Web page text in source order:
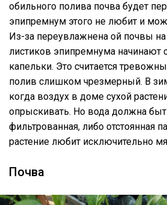
обильного полива почва будет
эпипремнум этого не любит и
Из-за переувлажнена ой почвы на
листиков эпипремнума начинают
капельки. Это считается
полив слишком чрезмерный. В
когда воздух в доме сухой
опрыскивать. Но вода должна
фильтрованная, либо отстоянная
растение любит исключительно
Почва